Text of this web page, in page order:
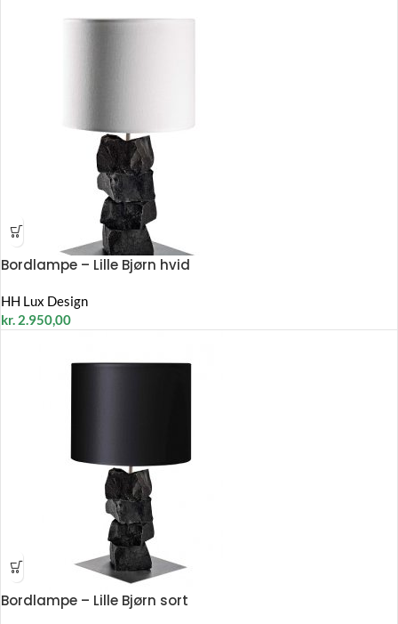
Bordlampe – Lille Bjørn hvid
HH Lux Design
kr. 2.950,00
Bordlampe – Lille Bjørn sort